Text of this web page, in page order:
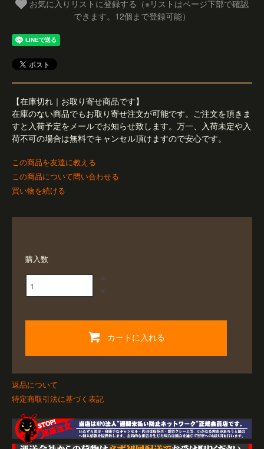
できます。12個まで登録可能）
【在庫切れ｜お取り寄せ商品です】
在庫のない商品でもお取り寄せ注文が可能です。ご注文を頂きま
すと入荷予定をメールでお知らせ致します。万一、入荷未定や入
荷不可の場合は無料でキャンセル頂けますので安心です。
この商品を友達に教える
この商品について問い合わせる
買い物を続ける
購入数
カートに入れる
返品について
特定商取引法に基づく表記